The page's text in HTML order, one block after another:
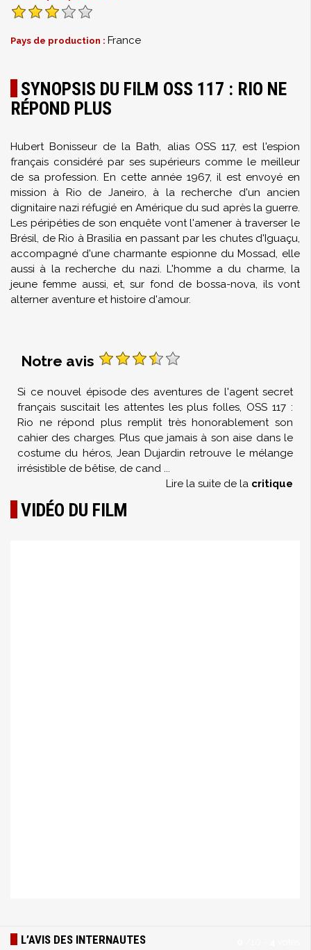
Pays de production : France
SYNOPSIS DU FILM OSS 117 : RIO NE
RÉPOND PLUS
Hubert Bonisseur de la Bath, alias OSS 117, est l'espion
français considéré par ses supérieurs comme le meilleur
de sa profession. En cette année 1967, il est envoyé en
mission à Rio de Janeiro, à la recherche d'un ancien
dignitaire nazi réfugié en Amérique du sud après la guerre.
Les péripéties de son enquête vont l'amener à traverser le
Brésil, de Rio à Brasilia en passant par les chutes d'Iguaçu,
accompagné d'une charmante espionne du Mossad, elle
aussi à la recherche du nazi. L'homme a du charme, la
jeune femme aussi, et, sur fond de bossa-nova, ils vont
alterner aventure et histoire d'amour.
Notre avis
Si ce nouvel épisode des aventures de l'agent secret
français suscitait les attentes les plus folles, OSS 117 :
Rio ne répond plus remplit très honorablement son
cahier des charges. Plus que jamais à son aise dans le
costume du héros, Jean Dujardin retrouve le mélange
irrésistible de bêtise, de cand ...
Lire la suite de la critique
VIDÉO DU FILM
L’AVIS DES INTERNAUTES